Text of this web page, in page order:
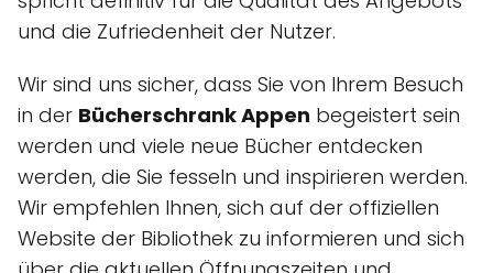
und die Zufriedenheit der Nutzer.
Wir sind uns sicher, dass Sie von Ihrem Besuch
in der Bücherschrank Appen begeistert sein
werden und viele neue Bücher entdecken
werden, die Sie fesseln und inspirieren werden.
Wir empfehlen Ihnen, sich auf der offiziellen
Website der Bibliothek zu informieren und sich